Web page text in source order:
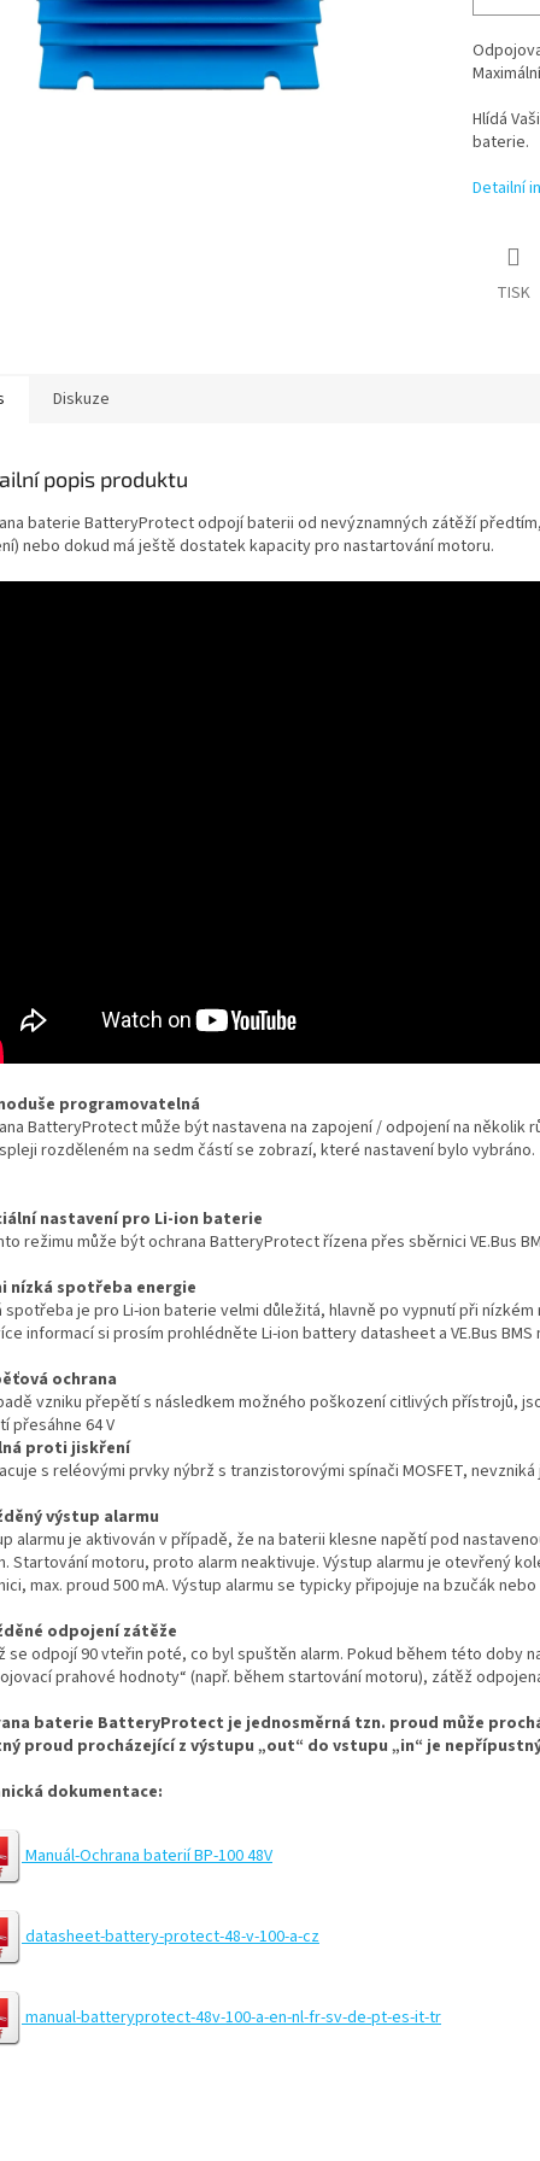
Hlídá
baterie.
Detailní
TISK
Diskuze
popis produktu
baterie BatteryProtect odpojí baterii od nevýznamných zátěží
nebo dokud má ještě dostatek kapacity pro nastartování motoru.
programovatelná
BatteryProtect může být nastavena na zapojení / odpojení na několik
rozděleném na sedm částí se zobrazí, které nastavení bylo vybráno.
nastavení pro Li-ion baterie
režimu může být ochrana BatteryProtect řízena přes sběrnici VE.Bus
nízká spotřeba energie
spotřeba je pro Li-ion baterie velmi důležitá, hlavně po vypnutí při nízkém
informací si prosím prohlédněte Li-ion battery datasheet a VE.Bus BMS
ochrana
vzniku přepětí s následkem možného poškození citlivých přístrojů,
přesáhne 64 V
proti jiskření
s reléovými prvky nýbrž s tranzistorovými spínači MOSFET,
výstup alarmu
alarmu je aktivován v případě, že na baterii klesne napětí pod
Startování motoru, proto alarm neaktivuje. Výstup alarmu je otevřený
max. proud 500 mA. Výstup alarmu se typicky připojuje na bzučák
odpojení zátěže
se odpojí 90 vteřin poté, co byl spuštěn alarm. Pokud během této doby
prahové hodnoty“ (např. během startování motoru), zátěž
baterie BatteryProtect je jednosměrná tzn. proud může
proud procházející z výstupu „out“ do vstupu „in“ je
dokumentace:
Manuál-Ochrana baterií BP-100 48V
datasheet-battery-protect-48-v-100-a-cz
manual-batteryprotect-48v-100-a-en-nl-fr-sv-de-pt-es-it-tr